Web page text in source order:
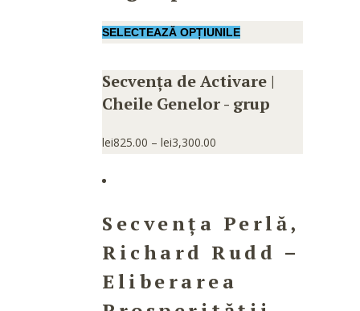
SELECTEAZĂ OPȚIUNILE
Secvența de Activare |
Cheile Genelor - grup
lei825.00 – lei3,300.00
Secvența Perlă,
Richard Rudd –
Eliberarea